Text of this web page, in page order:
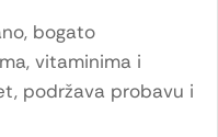
bogato
vitaminima i
podržava probavu i